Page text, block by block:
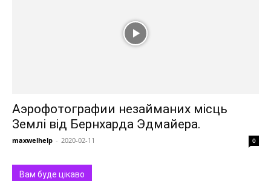
Аэрофотографии незайманих місць
Землі від Бернхарда Эдмайера.
maxwelhelp - 2020-02-11 0
Вам буде цікаво